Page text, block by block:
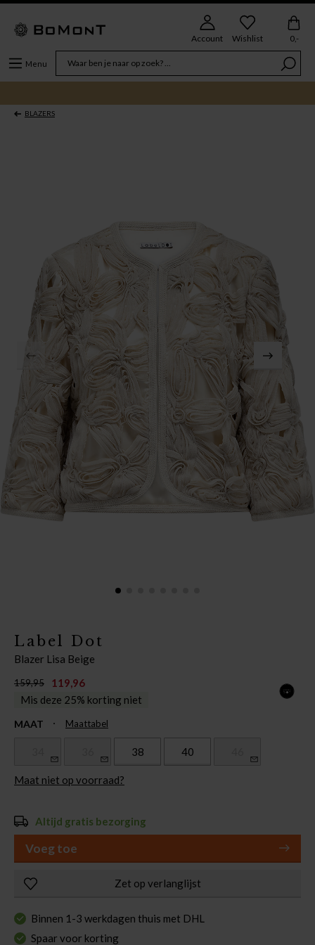
Menu
Account Wishlist 0,-
BLAZERS
Label Dot
Blazer Lisa Beige
159,95
119,96
Mis deze 25% korting niet
MAAT Maattabel
38 40
Maat niet op voorraad?
Altijd gratis bezorging
Voeg toe
Zet op verlanglijst
Binnen 1-3 werkdagen thuis met DHL
Spaar voor korting